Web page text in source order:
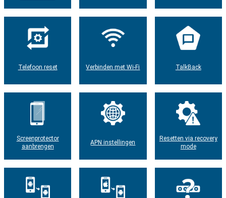
Telefoon reset Verbinden met Wi-Fi TalkBack
Screenprotector
aanbrengen
APN instellingen
Resetten via recovery
mode